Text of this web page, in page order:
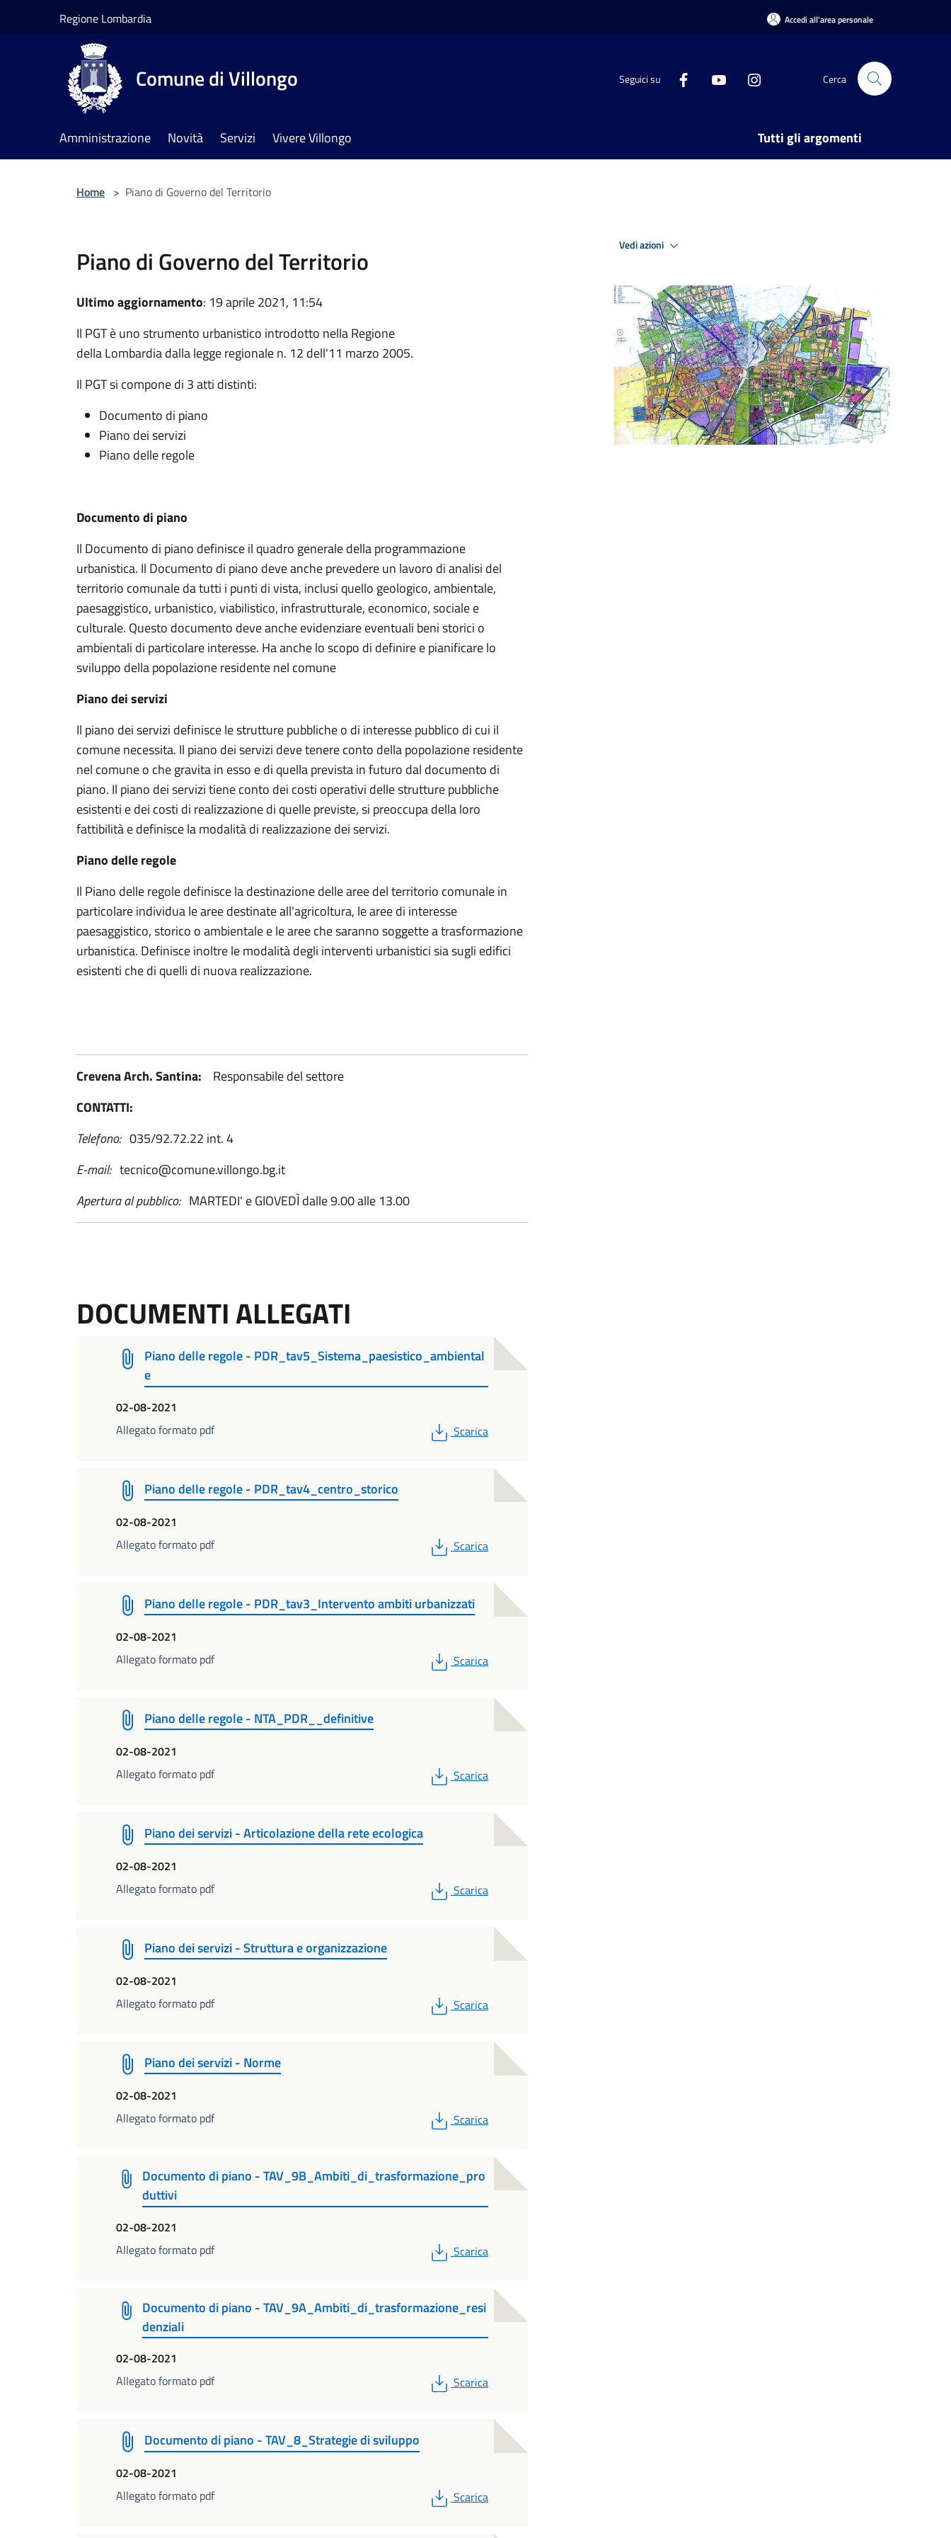
Regione Lombardia Accedi all'area personale
Comune di Villongo Seguici su Cerca
Amministrazione Novità Servizi Vivere Villongo Tutti gli argomenti
Home > Piano di Governo del Territorio
Piano di Governo del Territorio
Ultimo aggiornamento: 19 aprile 2021, 11:54
Il PGT è uno strumento urbanistico introdotto nella Regione
della Lombardia dalla legge regionale n. 12 dell'11 marzo 2005.
Il PGT si compone di 3 atti distinti:
Documento di piano
Piano dei servizi
Piano delle regole
Documento di piano
Il Documento di piano definisce il quadro generale della programmazione
urbanistica. Il Documento di piano deve anche prevedere un lavoro di analisi del
territorio comunale da tutti i punti di vista, inclusi quello geologico, ambientale,
paesaggistico, urbanistico, viabilistico, infrastrutturale, economico, sociale e
culturale. Questo documento deve anche evidenziare eventuali beni storici o
ambientali di particolare interesse. Ha anche lo scopo di definire e pianificare lo
sviluppo della popolazione residente nel comune
Piano dei servizi
Il piano dei servizi definisce le strutture pubbliche o di interesse pubblico di cui il
comune necessita. Il piano dei servizi deve tenere conto della popolazione residente
nel comune o che gravita in esso e di quella prevista in futuro dal documento di
piano. Il piano dei servizi tiene conto dei costi operativi delle strutture pubbliche
esistenti e dei costi di realizzazione di quelle previste, si preoccupa della loro
fattibilità e definisce la modalità di realizzazione dei servizi.
Piano delle regole
Il Piano delle regole definisce la destinazione delle aree del territorio comunale in
particolare individua le aree destinate all'agricoltura, le aree di interesse
paesaggistico, storico o ambientale e le aree che saranno soggette a trasformazione
urbanistica. Definisce inoltre le modalità degli interventi urbanistici sia sugli edifici
esistenti che di quelli di nuova realizzazione.
Crevena Arch. Santina: Responsabile del settore
CONTATTI:
Telefono:035/92.72.22 int. 4
E-mail: tecnico@comune.villongo.bg.it
Apertura al pubblico:MARTEDI' e GIOVEDÌ dalle 9.00 alle 13.00
DOCUMENTI ALLEGATI
Piano delle regole - PDR_tav5_Sistema_paesistico_ambiental
e
02-08-2021
Allegato formato pdf
PDF
Scarica
Piano delle regole - PDR_tav4_centro_storico
02-08-2021
Allegato formato pdf
PDF
Scarica
Piano delle regole - PDR_tav3_Intervento ambiti urbanizzati
02-08-2021
Allegato formato pdf
PDF
Scarica
Piano delle regole - NTA_PDR__definitive
02-08-2021
Allegato formato pdf
PDF
Scarica
Piano dei servizi - Articolazione della rete ecologica
02-08-2021
Allegato formato pdf
PDF
Scarica
Piano dei servizi - Struttura e organizzazione
02-08-2021
Allegato formato pdf
PDF
Scarica
Piano dei servizi - Norme
02-08-2021
Allegato formato pdf
PDF
Scarica
Documento di piano - TAV_9B_Ambiti_di_trasformazione_pro
duttivi
02-08-2021
Allegato formato pdf
PDF
Scarica
Documento di piano - TAV_9A_Ambiti_di_trasformazione_resi
denziali
02-08-2021
Allegato formato pdf
PDF
Scarica
Documento di piano - TAV_8_Strategie di sviluppo
02-08-2021
Allegato formato pdf
PDF
Scarica
Vedi azioni